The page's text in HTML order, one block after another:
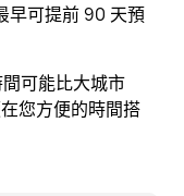
早可提前 90 天預
可能比大城市
您方便的時間搭